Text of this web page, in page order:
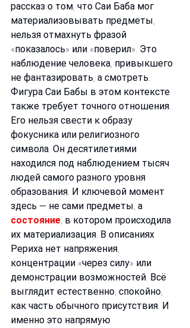
рассказ о том, что Саи Баба мог
материализовывать предметы,
нельзя отмахнуть фразой
«показалось» или «поверил». Это
наблюдение человека, привыкшего
не фантазировать, а смотреть.
Фигура Саи Бабы в этом контексте
также требует точного отношения.
Его нельзя свести к образу
фокусника или религиозного
символа. Он десятилетиями
находился под наблюдением тысяч
людей самого разного уровня
образования. И ключевой момент
здесь — не сами предметы, а
состояние, в котором происходила
их материализация. В описаниях
Рериха нет напряжения,
концентрации «через силу» или
демонстрации возможностей. Всё
выглядит естественно, спокойно,
как часть обычного присутствия. И
именно это напрямую